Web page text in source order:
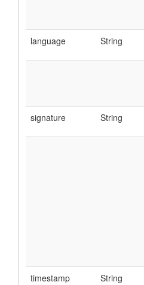
language
String
signature
String
timestamp
String